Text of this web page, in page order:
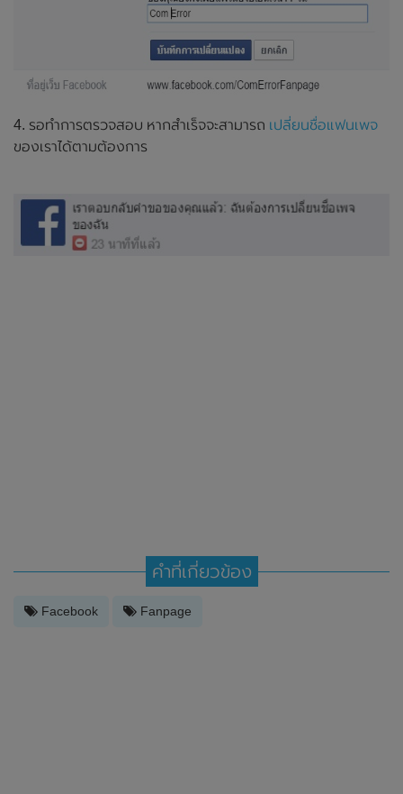
4. รอทำการตรวจสอบ หากสำเร็จจะสามารถ เปลี่ยนชื่อแฟนเพจ
ของเราได้ตามต้องการ
คำที่เกี่ยวข้อง
Facebook Fanpage